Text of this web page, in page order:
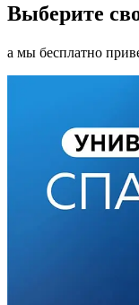
Выберите
а мы бесплатно